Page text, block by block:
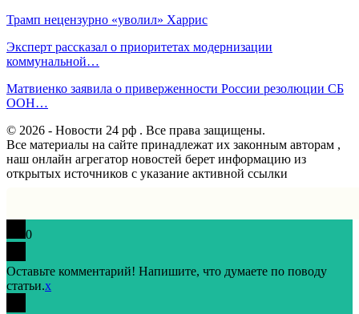
Трамп нецензурно «уволил» Харрис
Эксперт рассказал о приоритетах модернизации
коммунальной…
Матвиенко заявила о приверженности России резолюции СБ
ООН…
© 2026 - Новости 24 рф . Все права защищены.
Все материалы на сайте принадлежат их законным авторам ,
наш онлайн агрегатор новостей берет информацию из
открытых источников с указание активной ссылки
0
Оставьте комментарий! Напишите, что думаете по поводу
статьи.x